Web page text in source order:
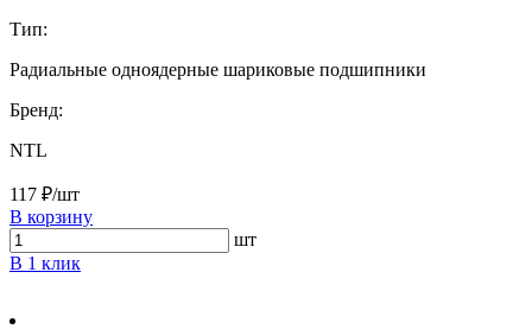
Тип:
Радиальные одноядерные шариковые подшипники
Бренд:
NTL
117 ₽/шт
В корзину
шт
В 1 клик